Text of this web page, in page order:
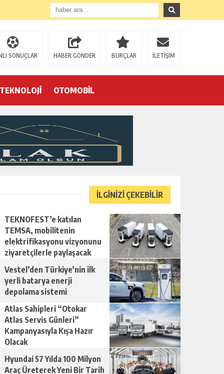
Eğrek’in iş arkadaşları Çalık Holding’in önünde: “Hakkımızı istemeye geldik, bizi de mi döverek öldüreceksiniz?”
SONUÇLAR HABER GÖNDER BURÇLAR İLETİŞİM
TEKNOLOJİ OTOMOBİL
İLGİNİZİ ÇEKEBİLİR
TEKNOFEST’e katılan
TEMSA, mobilitenin
elektrifikasyonu vizyonunu
ziyaretçilerle paylaşacak
Vestel’den Türkiye’nin ilk
yerli batarya enerji
depolama sistemi
Atlas Sahipleri “Otokar
Atlas Servis Günleri”
Kampanyasıyla Kışa Hazır
Olacak
Hyundai 57 Yılda 100 Milyon
Araç Üreterek Yeni Bir Tarih